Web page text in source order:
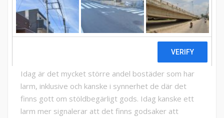
under 90- och 00-talet när merparten av bostäderna
inte hade larm och den äldre delen av befolkningen
nästan aldrig hade larm, samtidigt som det var där
mycket stöldbegärligt gods fanns. Självklart valde då
en tjuv hellre en olarmad bostad före en larmad.
Idag är det mycket större andel bostäder som har
larm, inklusive och kanske i synnerhet de där det
finns gott om stöldbegärligt gods. Idag kanske ett
larm mer signalerar att det finns godsaker att